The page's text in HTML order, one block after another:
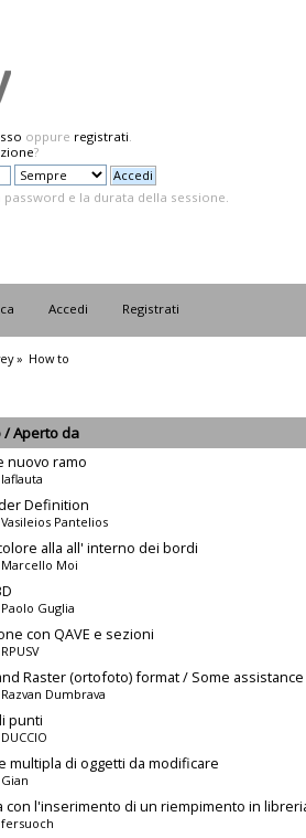
oppure registrati.
?
e la durata della sessione.
Accedi Registrati
» How to
/Aperto da
nuovo ramo
laflauta
Definition
Vasileios Pantelios
alla all' interno dei bordi
Marcello Moi
Paolo Guglia
con QAVE e sezioni
RPUSV
Raster (ortofoto) format / Some
Razvan Dumbrava
punti
DUCCIO
multipla di oggetti da modificare
Gian
con l'inserimento di un riempimento in
fersuoch